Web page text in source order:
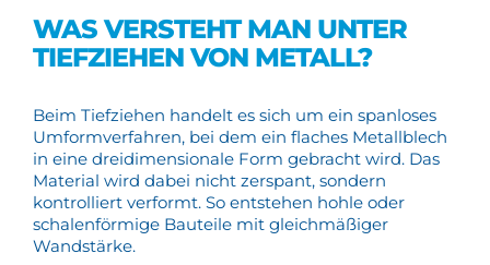
WAS VERSTEHT MAN UNTER
TIEFZIEHEN VON METALL?
Beim Tiefziehen handelt es sich um ein spanloses
Umformverfahren, bei dem ein flaches Metallblech
in eine dreidimensionale Form gebracht wird. Das
Material wird dabei nicht zerspant, sondern
kontrolliert verformt. So entstehen hohle oder
schalenförmige Bauteile mit gleichmäßiger
Wandstärke.